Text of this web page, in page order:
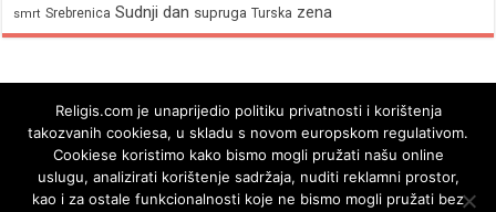
smrt Srebrenica Sudnji dan supruga Turska zena
Religis.com je unaprijedio politiku privatnosti i korištenja
takozvanih cookiesa, u skladu s novom europskom regulativom.
Cookiese koristimo kako bismo mogli pružati našu online
uslugu, analizirati korištenje sadržaja, nuditi reklamni prostor,
kao i za ostale funkcionalnosti koje ne bismo mogli pružati bez